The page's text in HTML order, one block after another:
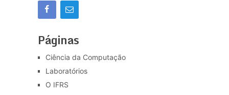
Páginas
Ciência da Computação
Laboratórios
O IFRS